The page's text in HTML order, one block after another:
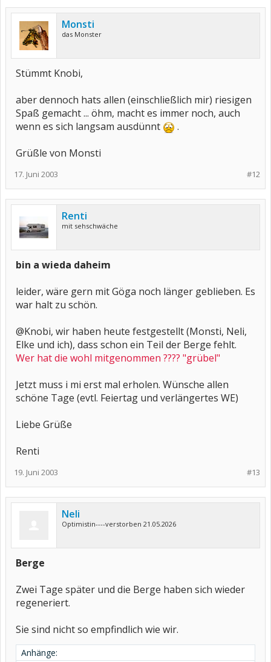
Monsti
das Monster
Stümmt Knobi,
aber dennoch hats allen (einschließlich mir) riesigen
Spaß gemacht ... öhm, macht es immer noch, auch
wenn es sich langsam ausdünnt
.
Grüßle von Monsti
#12
17. Juni 2003
Renti
mit sehschwäche
bin a wieda daheim
leider, wäre gern mit Göga noch länger geblieben. Es
war halt zu schön.
@Knobi, wir haben heute festgestellt (Monsti, Neli,
Elke und ich), dass schon ein Teil der Berge fehlt.
Wer hat die wohl mitgenommen ???? "grübel"
Jetzt muss i mi erst mal erholen. Wünsche allen
schöne Tage (evtl. Feiertag und verlängertes WE)
Liebe Grüße
Renti
#13
19. Juni 2003
Neli
Optimistin----verstorben 21.05.2026
Berge
Zwei Tage später und die Berge haben sich wieder
regeneriert.
Sie sind nicht so empfindlich wie wir.
Anhänge: